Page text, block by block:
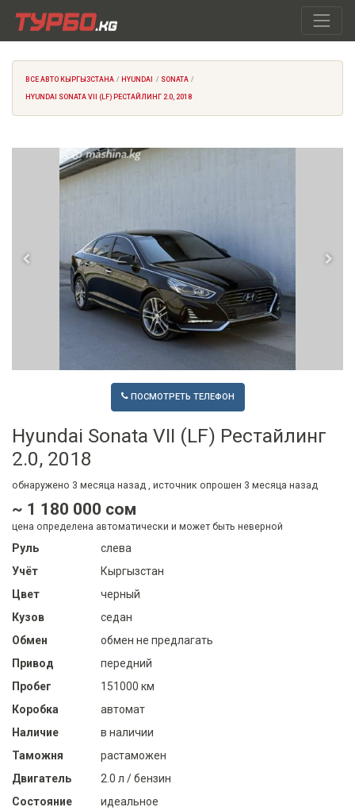
ВСЕ АВТО КЫРГЫЗСТАНА HYUNDAI SONATA
HYUNDAI SONATA VII (LF) РЕСТАЙЛИНГ 2.0, 2018
ПОСМОТРЕТЬ ТЕЛЕФОН
Hyundai Sonata VII (LF) Рестайлинг
2.0, 2018
обнаружено 3 месяца назад , источник опрошен 3 месяца назад
~ 1 180 000 сом
цена определена автоматически и может быть неверной
Руль
слева
Учёт
Кыргызстан
Цвет
черный
Кузов
седан
Обмен
обмен не предлагать
Привод
передний
Пробег
151000 км
Коробка
автомат
Наличие
в наличии
Таможня
растаможен
Двигатель
2.0 л / бензин
Состояние
идеальное